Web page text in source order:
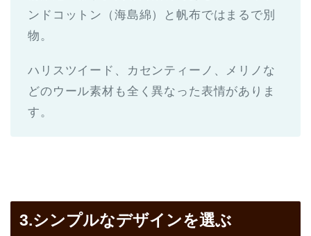
ンドコットン（海島綿）と帆布ではまるで別
物。
ハリスツイード、カセンティーノ、メリノな
どのウール素材も全く異なった表情がありま
す。
3.シンプルなデザインを選ぶ